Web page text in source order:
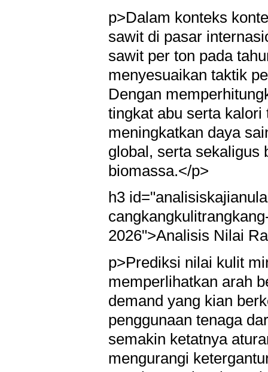
p>Dalam konteks
sawit di pasar
sawit per ton pada
menyesuaikan taktik
Dengan
tingkat abu serta
meningkatkan daya
global, serta sekaligus
biomassa.</p>
h3
2026">Analisis Nilai
p>Prediksi nilai kulit
memperlihatkan arah
demand yang kian
penggunaan tenaga
semakin ketatnya
mengurangi